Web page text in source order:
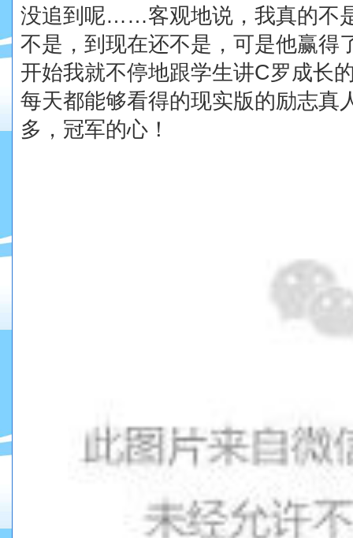
没追到呢……客观地说，我真的不
不是，到现在还不是，可是他赢得
开始我就不停地跟学生讲C罗成长
每天都能够看得的现实版的励志真
多，冠军的心！